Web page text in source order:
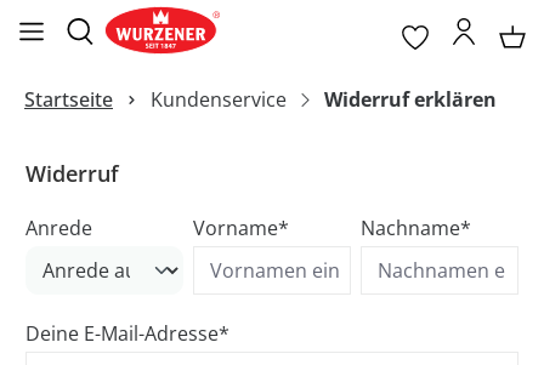
Startseite Kundenservice Widerruf erklären
Widerruf
Anrede Vorname* Nachname*
Deine E-Mail-Adresse*